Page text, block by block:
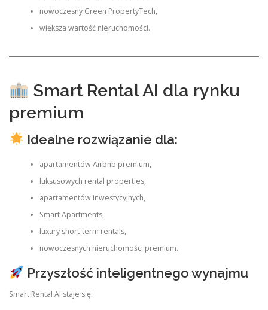
nowoczesny Green PropertyTech,
większa wartość nieruchomości.
Smart Rental AI dla rynku
premium
Idealne rozwiązanie dla:
apartamentów Airbnb premium,
luksusowych rental properties,
apartamentów inwestycyjnych,
Smart Apartments,
luxury short-term rentals,
nowoczesnych nieruchomości premium.
Przyszłość inteligentnego wynajmu
Smart Rental AI staje się: